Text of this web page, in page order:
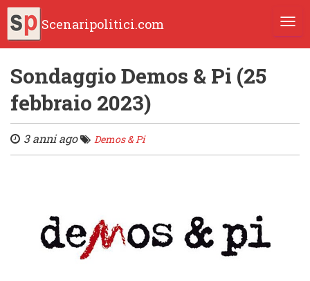
Scenaripolitici.com
Sondaggio Demos & Pi (25
febbraio 2023)
3 anni ago Demos & Pi